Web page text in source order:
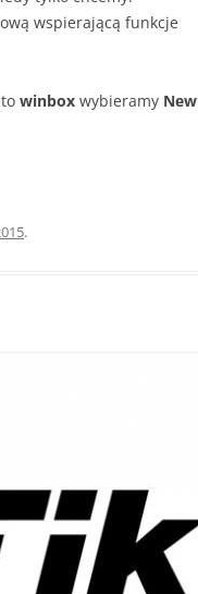
wspierającą funkcje
winbox wybieramy New
.